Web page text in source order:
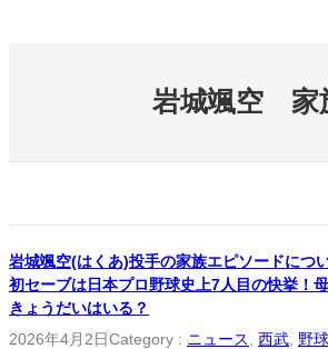
岩城颯空 家
岩城颯空(はくあ)投手の家族エピソードにつ
初セーブは日本プロ野球史上7人目の快挙！
きょうだいはいる？
2026年4月2日Category : ニュース 西武 野球